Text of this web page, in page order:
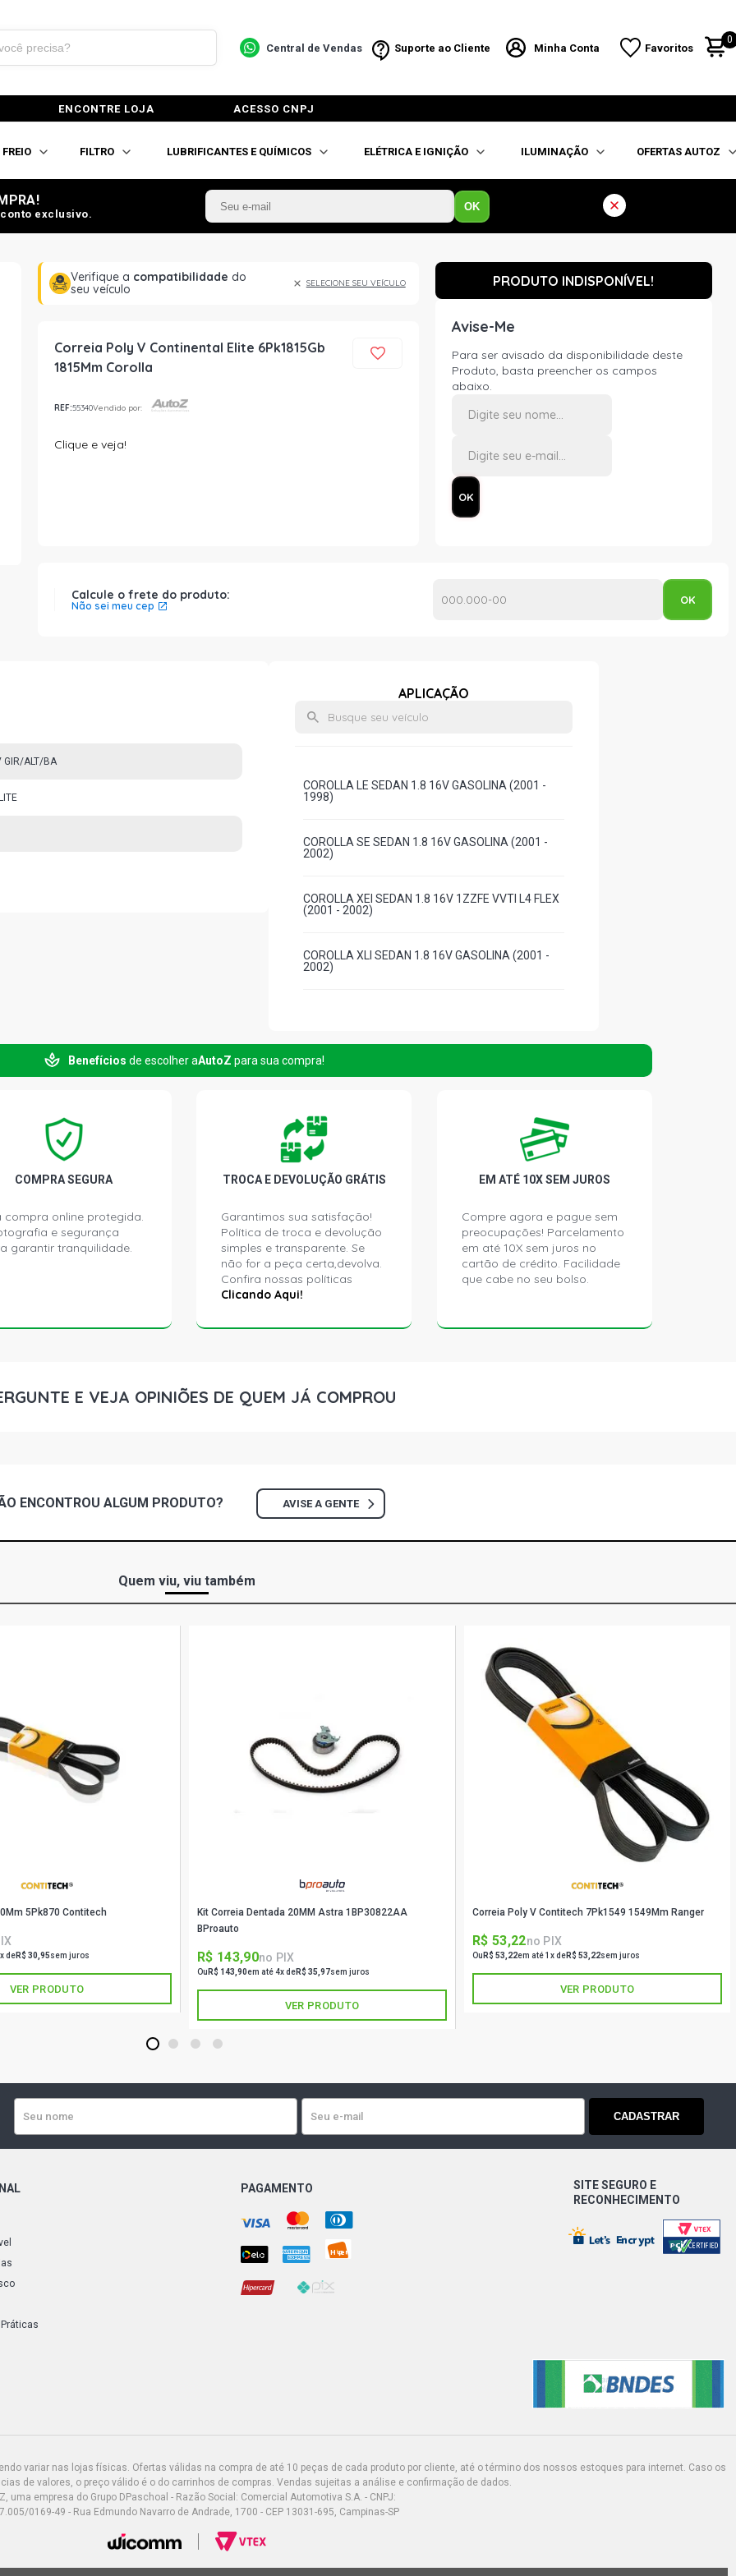
Central de Vendas Suporte ao Cliente Minha Conta Favoritos
0
ENCONTRE LOJA ACESSO CNPJ
FREIO FILTRO LUBRIFICANTES E QUÍMICOS ELÉTRICA E IGNIÇÃO ILUMINAÇÃO OFERTAS AUTOZ
exclusivo.
OK
Verifique a compatibilidade do
seu veículo
SELECIONE SEU VEÍCULO
Correia Poly V Continental Elite 6Pk1815Gb
1815Mm Corolla
REF:55340Vendido por:
Clique e veja!
PRODUTO INDISPONÍVEL!
Avise-Me
Para ser avisado da disponibilidade deste
Produto, basta preencher os campos
abaixo.
Calcule o frete do produto:
Não sei meu cep
GIR/ALT/BA
APLICAÇÃO
COROLLA LE SEDAN 1.8 16V GASOLINA (2001 -
1998)
COROLLA SE SEDAN 1.8 16V GASOLINA (2001 -
2002)
COROLLA XEI SEDAN 1.8 16V 1ZZFE VVTI L4 FLEX
(2001 - 2002)
COROLLA XLI SEDAN 1.8 16V GASOLINA (2001 -
2002)
Benefícios de escolher aAutoZ para sua compra!
COMPRA SEGURA
compra online protegida.
e segurança
garantir tranquilidade.
TROCA E DEVOLUÇÃO GRÁTIS
Garantimos sua satisfação!
Política de troca e devolução
simples e transparente. Se
não for a peça certa,devolva.
Confira nossas políticas
Clicando Aqui!
EM ATÉ 10X SEM JUROS
Compre agora e pague sem
preocupações! Parcelamento
em até 10X sem juros no
cartão de crédito. Facilidade
que cabe no seu bolso.
E VEJA OPINIÕES DE QUEM JÁ COMPROU
ENCONTROU ALGUM PRODUTO? AVISE A GENTE
Quem viu, viu também
5Pk870 Contitech
deR$ 30,95sem juros
VER PRODUTO
Kit Correia Dentada 20MM Astra 1BP30822AA
BProauto
R$ 143,90no PIX
Ou R$ 143,90em até 4x deR$ 35,97sem juros
VER PRODUTO
Correia Poly V Contitech 7Pk1549 1549Mm Ranger
R$ 53,22no PIX
Ou R$ 53,22em até 1x deR$ 53,22sem juros
VER PRODUTO
1 2 3 4
CADASTRAR
PAGAMENTO
SITE SEGURO E
RECONHECIMENTO
variar nas lojas físicas. Ofertas válidas na compra de até 10 peças de cada produto por cliente, até o término dos nossos estoques para internet. Caso os
de valores, o preço válido é o do carrinhos de compras. Vendas sujeitas a análise e confirmação de dados.
uma empresa do Grupo DPaschoal - Razão Social: Comercial Automotiva S.A. - CNPJ:
0169-49 - Rua Edmundo Navarro de Andrade, 1700 - CEP 13031-695, Campinas-SP